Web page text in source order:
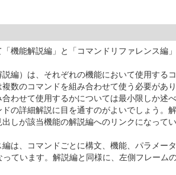
機能解説編」と「コマンドリファレンス編
編）は、それぞれの機能において使用す
数のコマンドを組み合わせて使う必要が
わせて使用するかについては最小限しか
の詳細解説に目を通すのがよいでしょう
出しが該当機能の解説編へのリンクになって
は、コマンドごとに構文、機能、パラメ
っています。解説編と同様に、左側フレー